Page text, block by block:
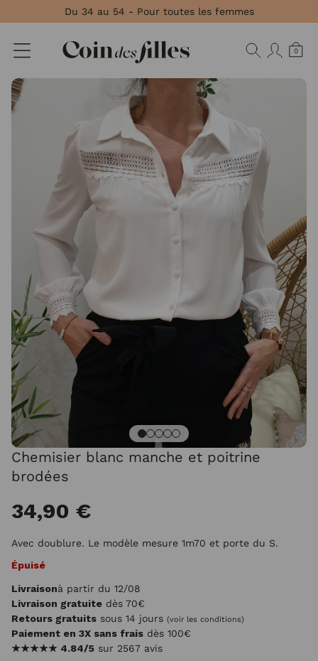
Du 34 au 54 - Pour toutes les femmes
0
Chemisier blanc manche et poitrine
brodées
34,90 €
Avec doublure. Le modèle mesure 1m70 et porte du S.
Épuisé
Livraisonà partir du 12/08
Livraison gratuite dès 70€
Retours gratuits sous 14 jours (voir les conditions)
Paiement en 3X sans frais dès 100€
★★★★★ 4.84/5 sur 2567 avis
Panneau de gestion des cookies